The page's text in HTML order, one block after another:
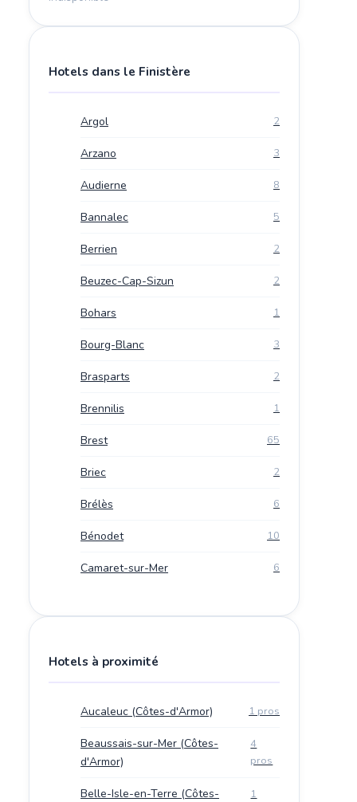
Hotels dans le Finistère
Argol 2
Arzano 3
Audierne 8
Bannalec 5
Berrien 2
Beuzec-Cap-Sizun 2
Bohars 1
Bourg-Blanc 3
Brasparts 2
Brennilis 1
Brest 65
Briec 2
Brélès 6
Bénodet 10
Camaret-sur-Mer 6
Hotels à proximité
Aucaleuc (Côtes-d'Armor) 1 pros
Beaussais-sur-Mer (Côtes-
d'Armor)
4
pros
Belle-Isle-en-Terre (Côtes-
1